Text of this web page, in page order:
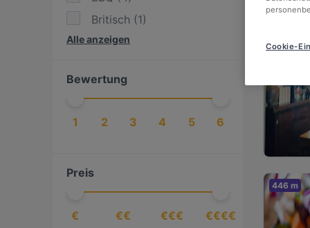
Britisch (1)
Deutsch
Europäisch
Getränke
International
Italienisch (3)
Japanisch
Alle anzeigen
Bewertung
1 2 3 4 5 6
Preis
€ €€ €€€ €€€€
446 m
Cookie-